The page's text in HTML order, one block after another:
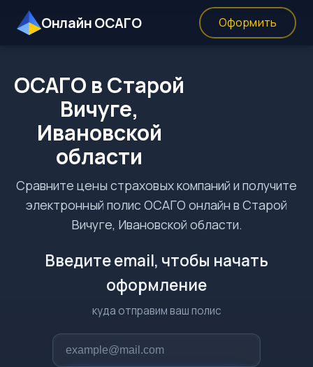
Онлайн ОСАГО Оформить
ОСАГО в Старой
Вичуге,
Ивановской
области
Сравните цены страховых компаний и получите
электронный полис ОСАГО онлайн в Старой
Вичуге, Ивановской области.
Введите email, чтобы начать
оформление
куда отправим ваш полис